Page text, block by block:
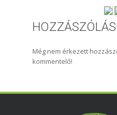
Még nem érkezett
kommentelő!